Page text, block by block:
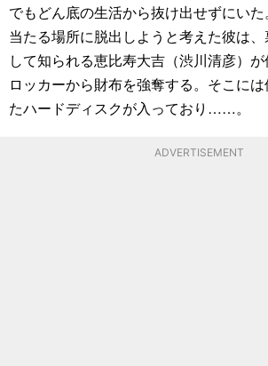
でもどん底の生活から抜け出せずにい
当たる場所に脱出しようと考えた彼は
して知られる恵比寿大吉（渋川清彦）
ロッカーから財布を強奪する。そこに
たハードディスクが入っており……。
ADVERTISEMENT